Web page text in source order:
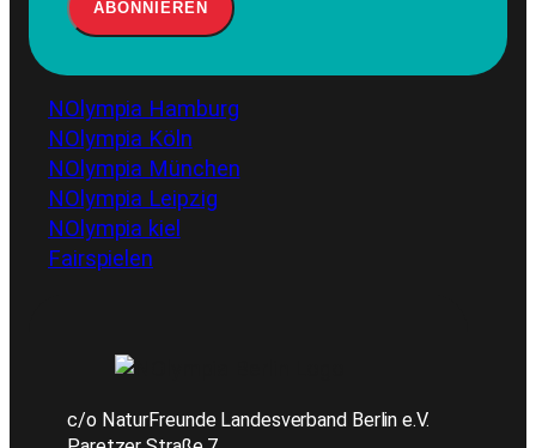
NOlympia Hamburg
NOlympia Köln
NOlympia München
NOlympia Leipzig
NOlympia kiel
Fairspielen
c/o NaturFreunde Landesverband Berlin e.V.